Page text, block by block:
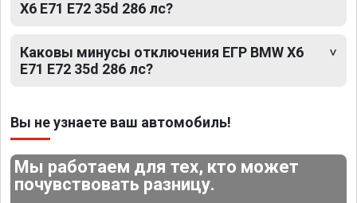
X6 E71 E72 35d 286 лс?
Каковы минусы отключения ЕГР BMW X6
E71 E72 35d 286 лс?
Вы не узнаете ваш автомобиль!
Мы работаем для тех, кто может
почувствовать разницу.